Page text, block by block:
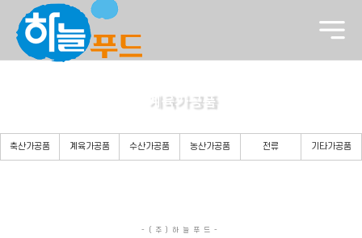
계육가공품
축산가공품 계육가공품 수산가공품 농산가공품 전류 기타가공품